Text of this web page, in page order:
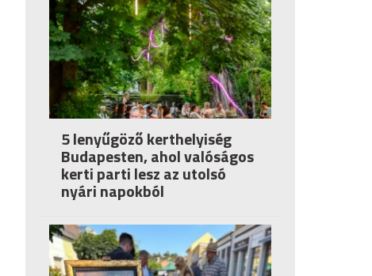
5 lenyűgöző kerthelyiség
Budapesten, ahol valóságos
kerti parti lesz az utolsó
nyári napokból